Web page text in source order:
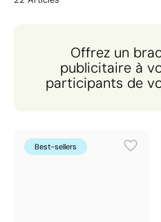
Trouvez ici votre modèle
Découvrez-les tous !
Offrez un
publicitaire à
participants de
Best-sellers